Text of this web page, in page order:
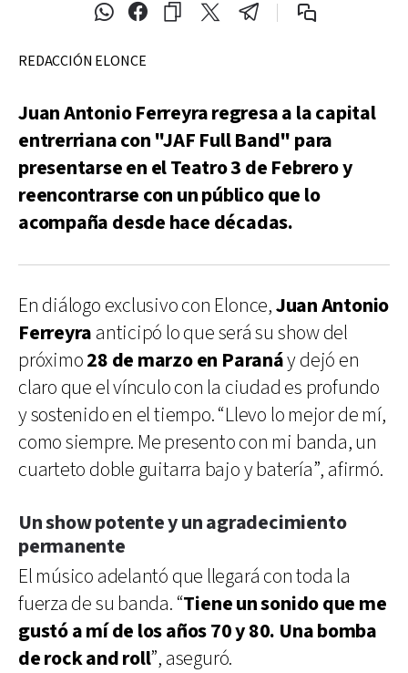
REDACCIÓN ELONCE
Juan Antonio Ferreyra regresa a la capital
entrerriana con "JAF Full Band" para
presentarse en el Teatro 3 de Febrero y
reencontrarse con un público que lo
acompaña desde hace décadas.
En diálogo exclusivo con Elonce,Juan Antonio
Ferreyra anticipó lo que será su show del
próximo28 de marzo en Paranáy dejó en
claro que el vínculo con la ciudad es profundo
y sostenido en el tiempo. “Llevo lo mejor de mí,
como siempre. Me presento con mi banda, un
cuarteto doble guitarra bajo y batería”, afirmó.
Un show potente y un agradecimiento
permanente
El músico adelantó que llegará con toda la
fuerza de su banda. “Tiene un sonido que me
gustó a mí de los años 70 y 80. Una bomba
de rock and roll”, aseguró.